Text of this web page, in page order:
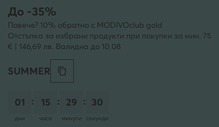
До -35%
Повече? 10% обратно с MODIVOclub gold
Отстъпка за избрани продукти при покупки за мин. 75
€ | 146,69 лв. Валидна до 10.08
SUMMER
01
дни
: 15
часа
: 29
минути
: 29
секунди